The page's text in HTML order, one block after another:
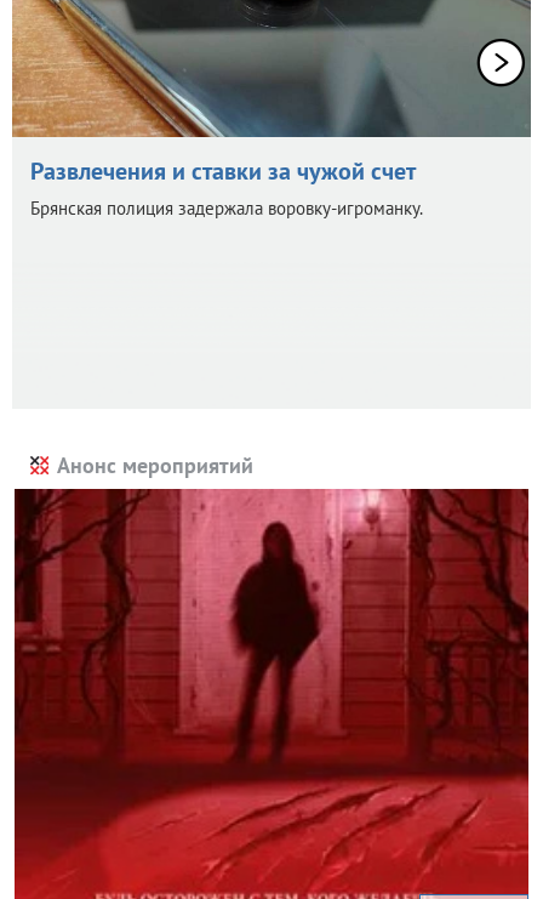
Развлечения и ставки за чужой счет
Брянская полиция задержала воровку-игроманку.
Анонс мероприятий